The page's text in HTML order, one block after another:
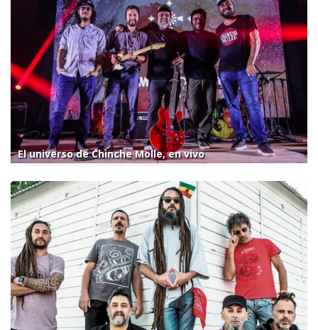
El universo de Chinche Molle, en vivo